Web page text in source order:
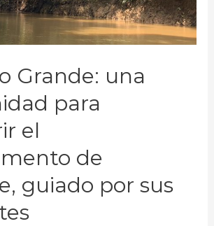
Grande: una
para
el
de
guiado por sus